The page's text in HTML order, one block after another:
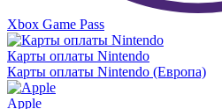
Xbox Game Pass
Карты оплаты Nintendo
Карты оплаты Nintendo (Европа)
Apple